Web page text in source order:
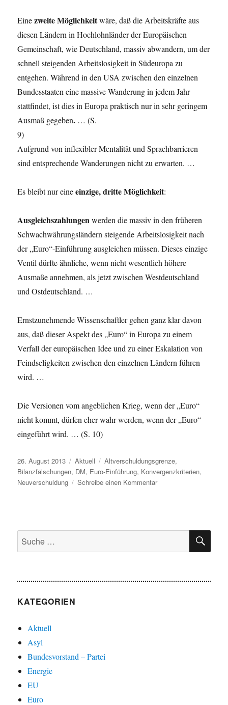
Einezweite Möglichkeitwäre, daß die Arbeits­kräfte aus
diesen Ländern in Hochlohnländer der Europäischen
Gemeinschaft, wie Deutschland, massiv abwandern, um der
schnell steigenden Arbeitslosigkeit in Südeuropa zu
entgehen. Während in den USA zwischen den einzelnen
Bundesstaaten eine massive Wanderung in jedem Jahr
stattfindet, ist dies in Europa praktisch nur in sehr geringem
Ausmaß gegeben. … (S.
9)
Aufgrund von inflexibler Mentalität und Sprachbarrie­ren
sind entsprechende Wanderungen nicht zu erwar­ten. …
Es bleibt nur eineeinzige, dritte Möglichkeit:
Ausgleichszahlungenwerden die massiv in den früheren
Schwachwährungsländern steigende Arbeitslosigkeit nach
der „Euro“-Einführung ausgleichen müssen. Dieses einzige
Ventil dürfte ähnliche, wenn nicht wesentlich höhere
Ausmaße annehmen, als jetzt zwischen Westdeutschland
und Ostdeutschland. …
Ernstzunehmende Wissenschaftler gehen ganz klar davon
aus, daß dieser Aspekt des „Euro“ in Europa zu einem
Verfall der europäischen Idee und zu einer Eskalation von
Feindseligkeiten zwischen den einzelnen Ländern führen
wird. …
Die Versionen vom angeblichen Krieg, wenn der „Euro“
nicht kommt, dürfen eher wahr werden, wenn der „Euro“
eingeführt wird. … (S. 10)
Veröffentlicht
am
26. August 2013 Kategorien
Aktuell Schlagwörter
Altverschuldungsgrenze,
Bilanzfälschungen, DM, Euro-Einführung, Konvergenzkriterien,
Neuverschuldung
Schreibe einen Kommentarzu
Suche
nach:
KATEGORIEN
Aktuell
Asyl
Bundesvorstand – Partei
Energie
EU
Euro